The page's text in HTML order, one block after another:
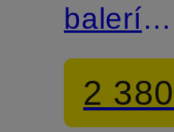
baleríny
2